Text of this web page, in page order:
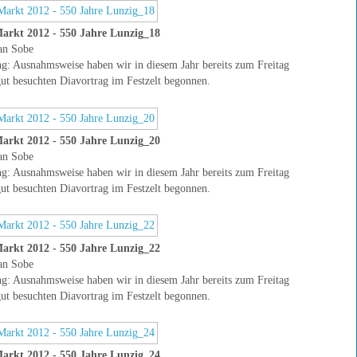
2012 - 550 Jahre Lunzig_18
Sobe
Ausnahmsweise haben wir in diesem Jahr bereits zum Freitag
besuchten Diavortrag im Festzelt begonnen.
2012 - 550 Jahre Lunzig_20
Sobe
Ausnahmsweise haben wir in diesem Jahr bereits zum Freitag
besuchten Diavortrag im Festzelt begonnen.
2012 - 550 Jahre Lunzig_22
Sobe
Ausnahmsweise haben wir in diesem Jahr bereits zum Freitag
besuchten Diavortrag im Festzelt begonnen.